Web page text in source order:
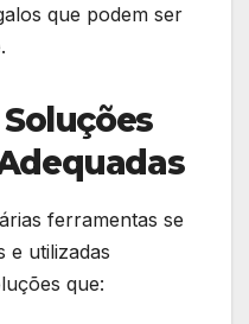
que podem ser
ferramentas se
e utilizadas
que: